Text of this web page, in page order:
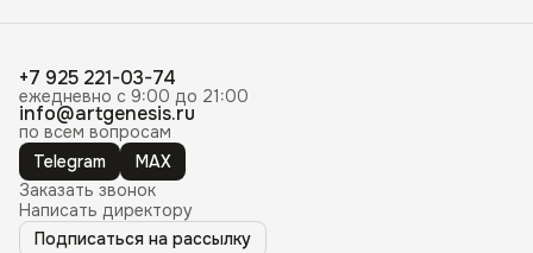
+7 925 221-03-74
ежедневно с 9:00 до 21:00
info@artgenesis.ru
по всем вопросам
Telegram
MAX
Заказать звонок
Написать директору
Подписаться на рассылку